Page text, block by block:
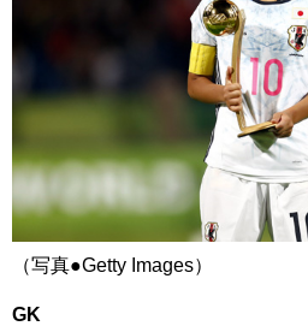
（写真●Getty Images）
GK